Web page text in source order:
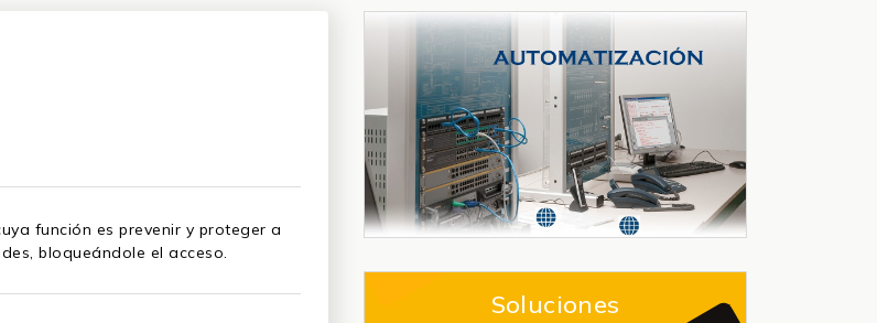
función es prevenir y proteger a
bloqueándole el acceso.
Soluciones